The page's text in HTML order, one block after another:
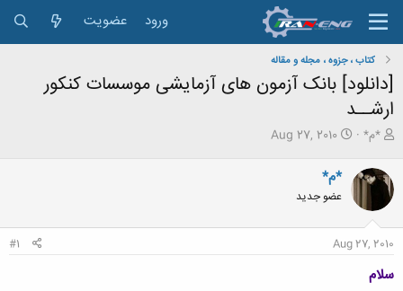
ورود عضویت
کتاب ، جزوه ، مجله و مقاله
[دانلود] بانک آزمون های آزمایشی موسسات کنکور
ارشــد
ش
و
ع
ن
ن
د
ه
م
*م*
ت
ر
ی
خ
ر
و
Aug 27, 2010
*م*
عضو جدید
Aug 27, 2010
#1
سلام